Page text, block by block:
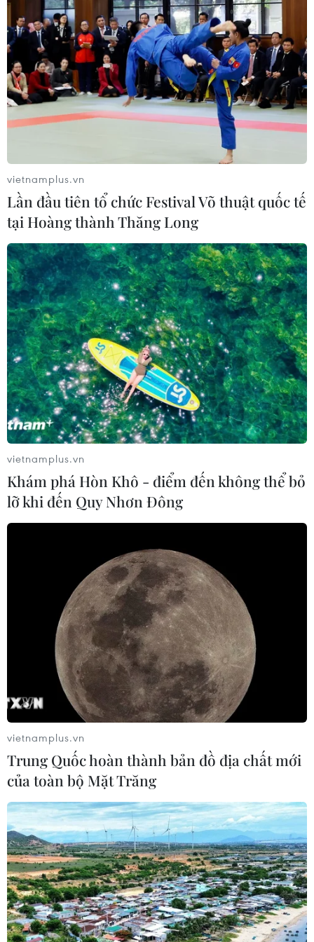
vietnamplus.vn
Lần đầu tiên tổ chức Festival Võ thuật quốc tế
tại Hoàng thành Thăng Long
vietnamplus.vn
Khám phá Hòn Khô - điểm đến không thể bỏ
lỡ khi đến Quy Nhơn Đông
vietnamplus.vn
Trung Quốc hoàn thành bản đồ địa chất mới
của toàn bộ Mặt Trăng